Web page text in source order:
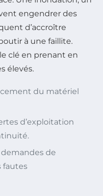
engendrer des
d’accroître
à une faillite.
clé en prenant en
élevés.
du matériel
d’exploitation
de
fautes